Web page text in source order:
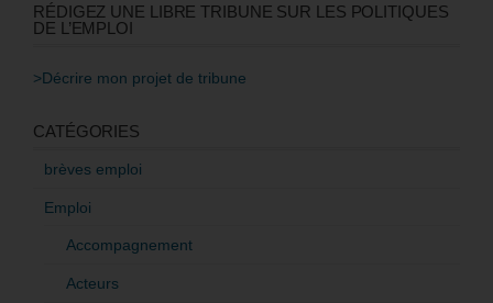
RÉDIGEZ UNE LIBRE TRIBUNE SUR LES POLITIQUES
DE L’EMPLOI
>Décrire mon projet de tribune
CATÉGORIES
brèves emploi
Emploi
Accompagnement
Acteurs